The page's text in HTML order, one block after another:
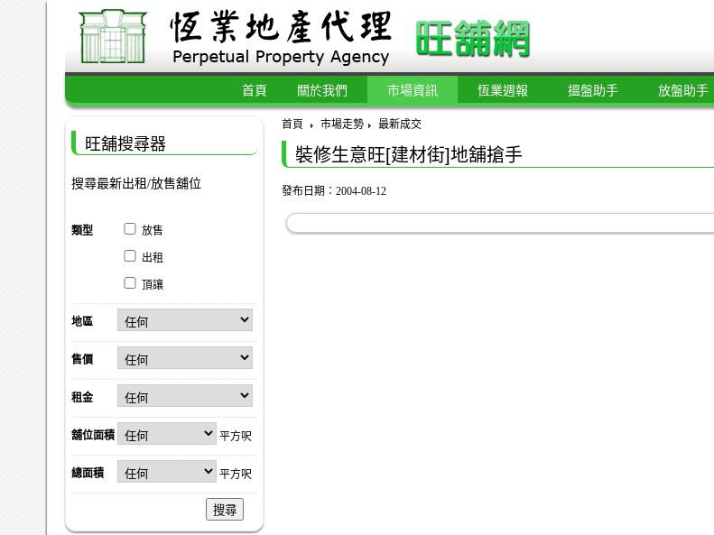
首頁 關於我們 市場資訊 恆業週報 搵盤助手 放盤助手
首頁 市場走勢 最新成交
裝修生意旺[建材街]地舖搶手
發布日期：2004-08-12
旺舖搜尋器
搜尋最新出租/放售舖位
類型 放售
出租
頂讓
地區
售價
租金
舖位面積 平方呎
總面積 平方呎
搜尋